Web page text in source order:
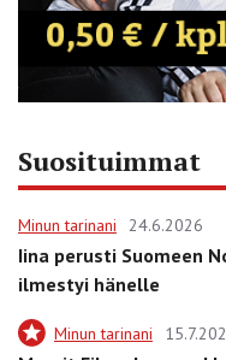
Suosituimmat
Minun tarinani 24.6.2026
Iina perusti Suomeen
ilmestyi hänelle
Minun tarinani